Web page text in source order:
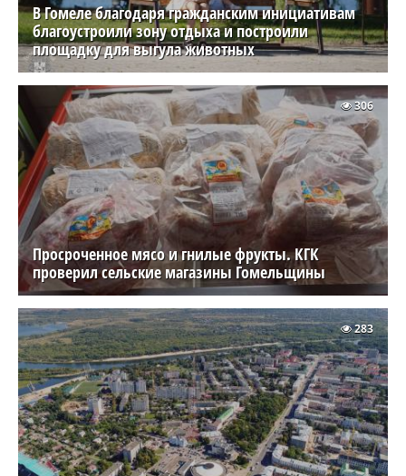
В Гомеле благодаря гражданским инициативам
благоустроили зону отдыха и построили
площадку для выгула животных
Просроченное мясо и гнилые фрукты. КГК
проверил сельские магазины Гомельщины
306
283